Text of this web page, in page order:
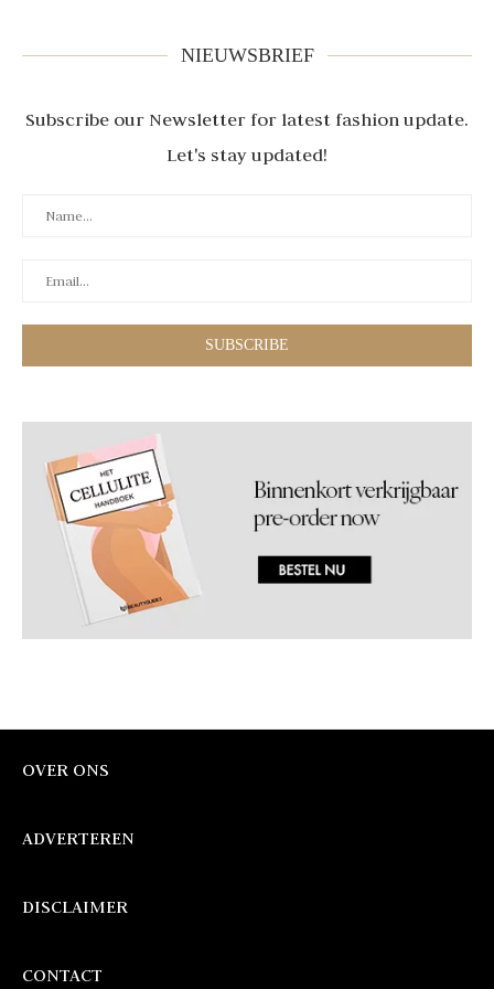
NIEUWSBRIEF
Subscribe our Newsletter for latest fashion update.
Let's stay updated!
OVER ONS
ADVERTEREN
DISCLAIMER
CONTACT